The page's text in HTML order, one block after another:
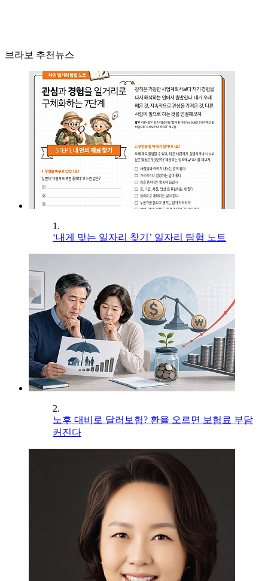
브라보 추천뉴스
1.
‘내게 맞는 일자리 찾기’ 일자리 탐험 노트
2.
노후 대비로 달러보험? 환율 오르면 보험료 부담
커진다